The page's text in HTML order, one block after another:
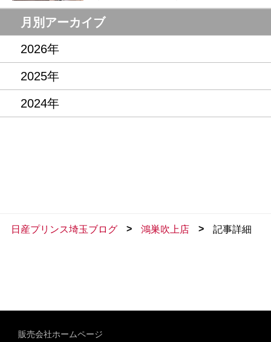
月別アーカイブ
2026年
2025年
2024年
日産プリンス埼玉ブログ > 鴻巣吹上店 > 記事詳細
販売会社ホームページ